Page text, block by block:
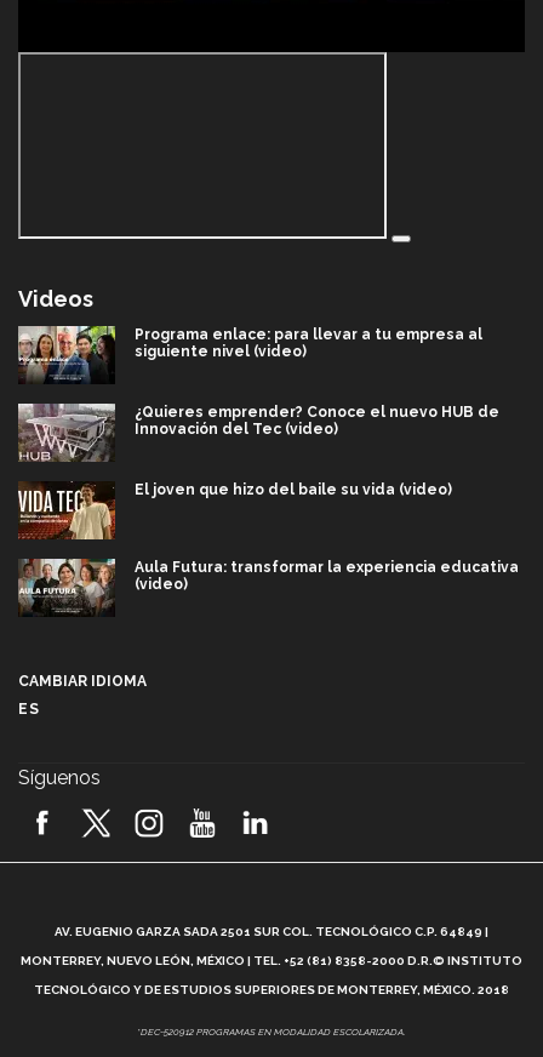
Videos
Programa enlace: para llevar a tu empresa al
siguiente nivel (video)
¿Quieres emprender? Conoce el nuevo HUB de
Innovación del Tec (video)
El joven que hizo del baile su vida (video)
Aula Futura: transformar la experiencia educativa
(video)
2026! (video)
¿Cómo es el Modelo Educativo Tec? (video)
Vida Tec: Feminismo e Inteligencia Artificial, Paola
CAMBIAR IDIOMA
ES
Síguenos
AV. EUGENIO GARZA SADA 2501 SUR COL. TECNOLÓGICO C.P. 64849 |
MONTERREY, NUEVO LEÓN, MÉXICO | TEL. +52 (81) 8358-2000 D.R.© INSTITUTO
TECNOLÓGICO Y DE ESTUDIOS SUPERIORES DE MONTERREY, MÉXICO. 2018
*DEC-520912 PROGRAMAS EN MODALIDAD ESCOLARIZADA.